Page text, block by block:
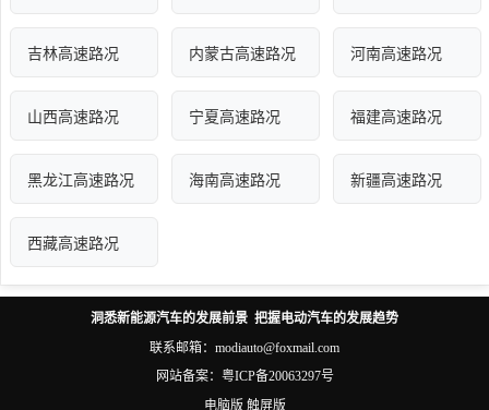
吉林高速路况 内蒙古高速路况 河南高速路况
山西高速路况 宁夏高速路况 福建高速路况
黑龙江高速路况 海南高速路况 新疆高速路况
西藏高速路况
洞悉新能源汽车的发展前景 把握电动汽车的发展趋势
联系邮箱：modiauto@foxmail.com
网站备案： 粤ICP备20063297号
电脑版 触屏版